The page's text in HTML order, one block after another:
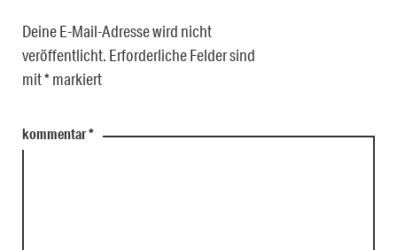
Deine E-Mail-Adresse wird nicht
veröffentlicht. Erforderliche Felder sind
mit*markiert
kommentar*